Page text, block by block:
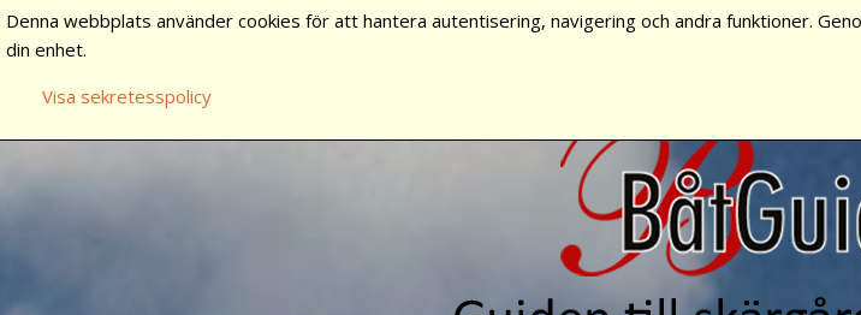
Denna webbplats använder cookies för att hantera autentisering, navigering och andra funktioner.
din enhet.
Visa sekretesspolicy